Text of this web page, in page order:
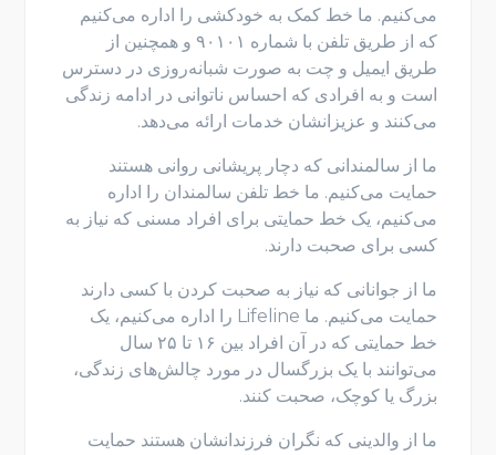
می‌کنیم. ما خط کمک به خودکشی را اداره می‌کنیم
که از طریق تلفن با شماره ۹۰۱۰۱ و همچنین از
طریق ایمیل و چت به صورت شبانه‌روزی در دسترس
است و به افرادی که احساس ناتوانی در ادامه زندگی
می‌کنند و عزیزانشان خدمات ارائه می‌دهد.
ما از سالمندانی که دچار پریشانی روانی هستند
حمایت می‌کنیم. ما خط تلفن سالمندان را اداره
می‌کنیم، یک خط حمایتی برای افراد مسنی که نیاز به
کسی برای صحبت دارند.
ما از جوانانی که نیاز به صحبت کردن با کسی دارند
حمایت می‌کنیم. ما Lifeline را اداره می‌کنیم، یک
خط حمایتی که در آن افراد بین ۱۶ تا ۲۵ سال
می‌توانند با یک بزرگسال در مورد چالش‌های زندگی،
بزرگ یا کوچک، صحبت کنند.
ما از والدینی که نگران فرزندانشان هستند حمایت